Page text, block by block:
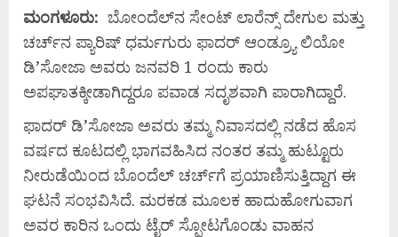
ಮಂಗಳೂರು: ಬೋಂದೆಲ್‌ನ ಸೇಂಟ್ ಲಾರೆನ್ಸ್ ದೇಗುಲ ಮತ್ತು
ಚರ್ಚ್‌ನ ಪ್ಯಾರಿಷ್ ಧರ್ಮಗುರು ಫಾದರ್ ಆಂಡ್ರ್ಯೂ ಲಿಯೋ
ಡಿ’ಸೋಜಾ ಅವರು ಜನವರಿ 1 ರಂದು ಕಾರು
ಅಪಘಾತಕ್ಕೀಡಾಗಿದ್ದರೂ ಪವಾಡ ಸದೃಶವಾಗಿ ಪಾರಾಗಿದ್ದಾರೆ.
ಫಾದರ್ ಡಿ’ಸೋಜಾ ಅವರು ತಮ್ಮ ನಿವಾಸದಲ್ಲಿ ನಡೆದ ಹೊಸ
ವರ್ಷದ ಕೂಟದಲ್ಲಿ ಭಾಗವಹಿಸಿದ ನಂತರ ತಮ್ಮ ಹುಟ್ಟೂರು
ನೀರುಡೆಯಿಂದ ಬೊಂದೆಲ್ ಚರ್ಚ್‌ಗೆ ಪ್ರಯಾಣಿಸುತ್ತಿದ್ದಾಗ ಈ
ಘಟನೆ ಸಂಭವಿಸಿದೆ. ಮರಕಡ ಮೂಲಕ ಹಾದುಹೋಗುವಾಗ
ಅವರ ಕಾರಿನ ಒಂದು ಟೈರ್ ಸ್ಫೋಟಗೊಂಡು ವಾಹನ